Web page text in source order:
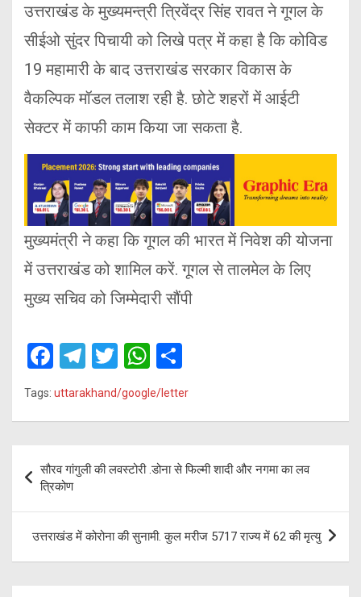
उत्तराखंड के मुख्यमन्त्री त्रिवेंद्र सिंह रावत ने गूगल के
सीईओ सुंदर पिचायी को लिखे पत्र में कहा है कि कोविड
19 महामारी के बाद उत्तराखंड सरकार विकास के
वैकल्पिक मॉडल तलाश रही है. छोटे शहरों में आईटी
सेक्टर में काफी काम किया जा सकता है.
मुख्यमंत्री ने कहा कि गूगल की भारत में निवेश की योजना
में उत्तराखंड को शामिल करें. गूगल से तालमेल के लिए
मुख्य सचिव को जिम्मेदारी सौंपी
F
a
ce
o
o
k
T
el
e
a
T
wi
tt
W
h
at
A
p
ar
Tags: uttarakhand/google/letter
Post
navigation
सौरव गांगुली की लवस्टोरी .डोना से फिल्मी शादी और नगमा का लव
त्रिकोण
उत्तराखंड में कोरोना की सुनामी. कुल मरीज 5717 राज्य में 62 की मृत्यु